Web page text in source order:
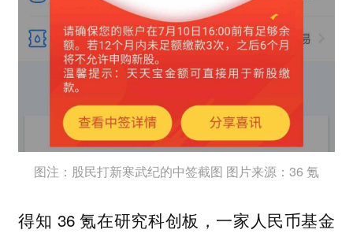
图注：股民打新寒武纪的中签截图 图片来源：36 氪
得知 36 氪在研究科创板，一家人民币基金